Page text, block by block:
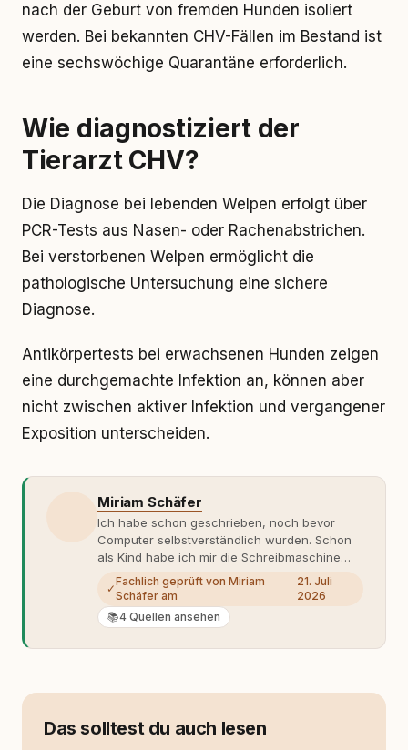
nach der Geburt von fremden Hunden isoliert
werden. Bei bekannten CHV-Fällen im Bestand ist
eine sechswöchige Quarantäne erforderlich.
Wie diagnostiziert der
Tierarzt CHV?
Die Diagnose bei lebenden Welpen erfolgt über
PCR-Tests aus Nasen- oder Rachenabstrichen.
Bei verstorbenen Welpen ermöglicht die
pathologische Untersuchung eine sichere
Diagnose.
Antikörpertests bei erwachsenen Hunden zeigen
eine durchgemachte Infektion an, können aber
nicht zwischen aktiver Infektion und vergangener
Exposition unterscheiden.
Miriam Schäfer
Ich habe schon geschrieben, noch bevor
Computer selbstverständlich wurden. Schon
als Kind habe ich mir die Schreibmaschine
meiner Eltern geschnappt und drauflos
getippt: Geschichten, Beobachtungen,
Gedanken. Hauptsache Worte. Mein Zugang
zu Hunde-Themen ist kein klassischer. Lange
erlebt habe, wie verantwortungsvoll und
kann. Dieser Perspektivwechsel begleitet
✓
Fachlich geprüft von Miriam
Schäfer am
21. Juli
2026
📚4 Quellen ansehen
Das solltest du auch lesen